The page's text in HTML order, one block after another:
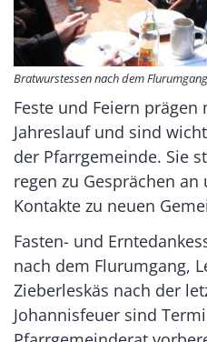
Bratwurstessen nach dem Flurumgang
Feste und Feiern
Jahreslauf und sind
der Pfarrgemeinde. Sie
regen zu Gesprächen
Kontakte zu neuen
Fasten- und
nach dem Flurumgang,
Zieberleskäs nach der
Johannisfeuer sind